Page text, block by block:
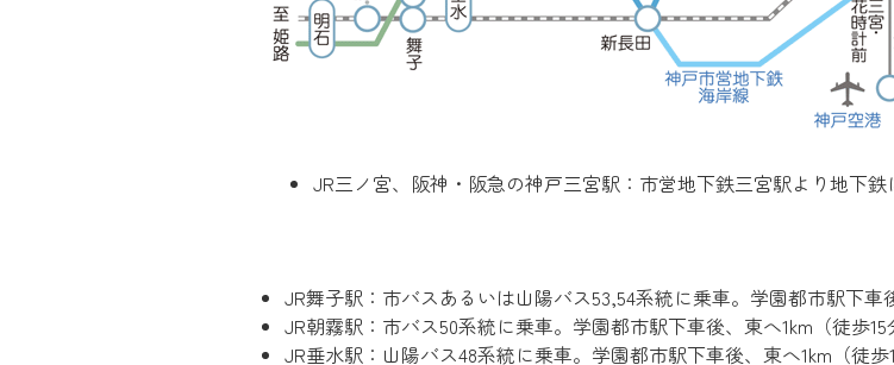
JR三ノ宮、阪神・阪急の神戸三宮駅：市営地下鉄三宮駅より地下鉄
JR舞子駅：市バスあるいは山陽バス53,54系統に乗車。学園都市駅下車
JR朝霧駅：市バス50系統に乗車。学園都市駅下車後、東へ1km（徒歩15
JR垂水駅：山陽バス48系統に乗車。学園都市駅下車後、東へ1km（徒歩